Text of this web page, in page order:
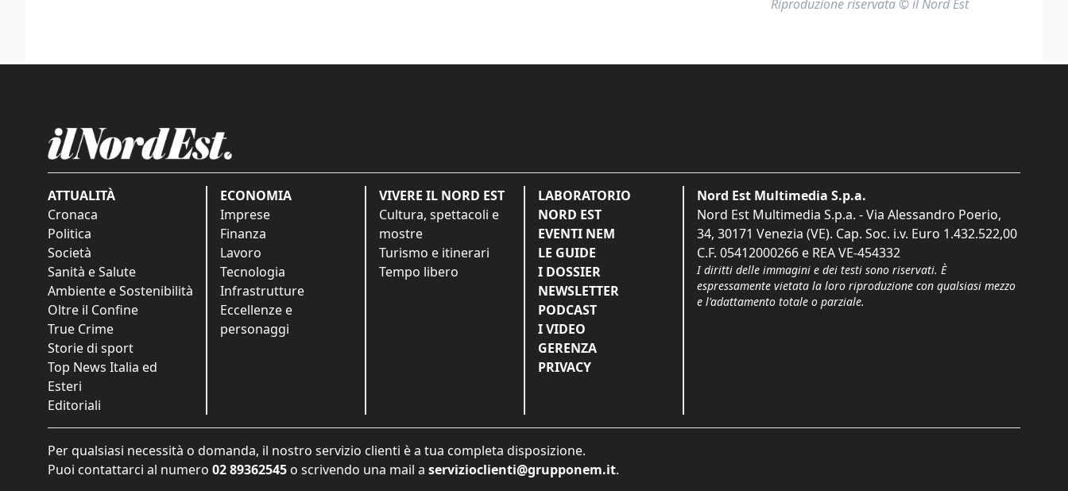
Riproduzione riservata © il Nord Est
ATTUALITÀ
Cronaca
Politica
Società
Sanità e Salute
Ambiente e Sostenibilità
Oltre il Confine
True Crime
Storie di sport
Top News Italia ed
Esteri
Editoriali
ECONOMIA
Imprese
Finanza
Lavoro
Tecnologia
Infrastrutture
Eccellenze e
personaggi
VIVERE IL NORD EST
Cultura, spettacoli e
mostre
Turismo e itinerari
Tempo libero
LABORATORIO
NORD EST
EVENTI NEM
LE GUIDE
I DOSSIER
NEWSLETTER
PODCAST
I VIDEO
GERENZA
PRIVACY
Nord Est Multimedia S.p.a.
Nord Est Multimedia S.p.a. - Via Alessandro Poerio,
34, 30171 Venezia (VE). Cap. Soc. i.v. Euro 1.432.522,00
C.F. 05412000266 e REA VE-454332
I diritti delle immagini e dei testi sono riservati. È
espressamente vietata la loro riproduzione con qualsiasi mezzo
e l'adattamento totale o parziale.
Per qualsiasi necessità o domanda, il nostro servizio clienti è a tua completa disposizione.
Puoi contattarci al numero 02 89362545 o scrivendo una mail a servizioclienti@grupponem.it.